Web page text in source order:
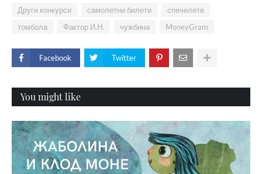
Други конкурси самолетни билети
спечелете
томбола
Фактор И.Н. чужбина MoneyGram
Facebook Twitter
You might like